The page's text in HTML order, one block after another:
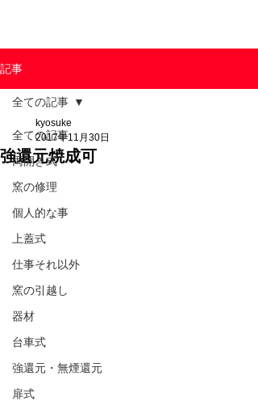
記事
全ての記事
両開き式
窯の修理
個人的な事
上蓋式
仕事それ以外
窯の引越し
器材
台車式
強還元・無煙還元
扉式
全ての記事
強還元焼成可
kyosuke
2017年11月30日